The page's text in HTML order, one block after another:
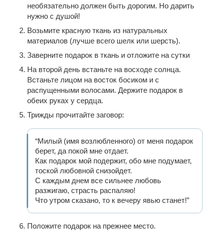
необязательно должен быть дорогим. Но дарить
нужно с душой!
Возьмите красную ткань из натуральных
материалов (лучше всего шелк или шерсть).
Заверните подарок в ткань и отложите на сутки
На второй день встаньте на восходе солнца.
Встаньте лицом на восток босиком и с
распущенными волосами. Держите подарок в
обеих руках у сердца.
Трижды прочитайте заговор:
“Милый (имя возлюбленного) от меня подарок
берет, да покой мне отдает.
Как подарок мой подержит, обо мне подумает,
тоской любовной снизойдет.
С каждым днем все сильнее любовь
разжигаю, страсть распаляю!
Что утром сказано, то к вечеру явью станет!”
Положите подарок на прежнее место.